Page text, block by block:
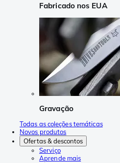
Fabricado nos EUA
Gravação
Todas as coleções temáticas
Novos produtos
Ofertas & descontos
Serviço
Aprende mais